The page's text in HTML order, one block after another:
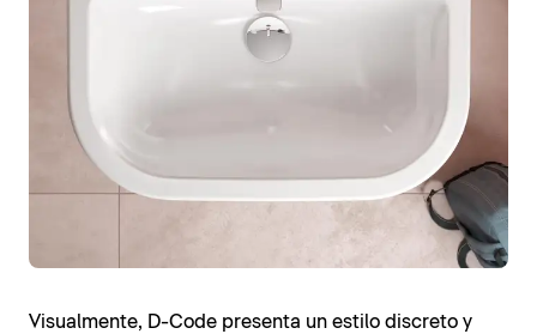
Visualmente, D-Code presenta un estilo discreto y